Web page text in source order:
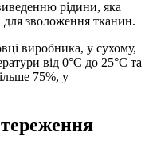
рідини, яка
для зволоження тканин.
виробника, у сухому,
від 0°C до 25°C та
75%, у